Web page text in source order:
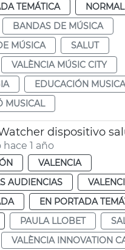
TEMÁTICA
NORMAL
BANDAS DE MÚSICA
MÚSICA
SALUT
VALÈNCIA MÚSIC CITY
EDUCACIÓN
MUSICAL
1 año
VALENCIA
AUDIENCIAS
EN PORTADA
PAULA LLOBET
VALÈNCIA INNOVATION